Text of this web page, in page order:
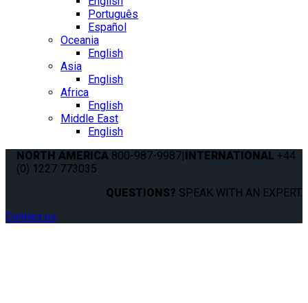
Português
Español
Oceania
English
Asia
English
Africa
English
Middle East
English
NORTH AMERICA 800-987-9987|INTERNATIONAL +44
(0) 1227 773035
QUESTIONS? SPEAK WITH AN EXPERT.
Contact us